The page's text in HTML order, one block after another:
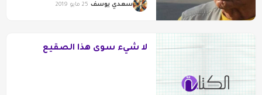
سعدي يوسف 25 مايو 2019
لا شيء سوى هذا الصقيع